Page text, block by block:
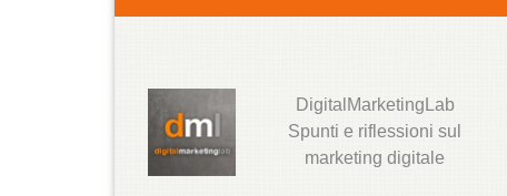
T
w
it
t
DigitalMarketingLab
Spunti e riflessioni sul
marketing digitale